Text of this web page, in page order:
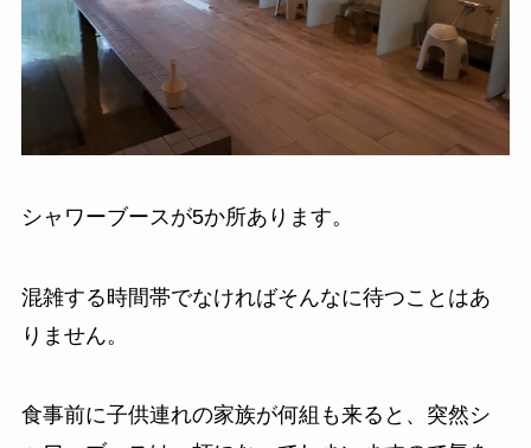
シャワーブースが5か所あります。
混雑する時間帯でなければそんなに待つことはあ
りません。
食事前に子供連れの家族が何組も来ると、突然シ